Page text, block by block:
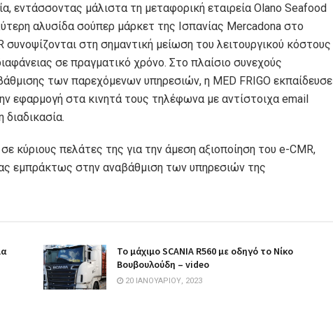
εντάσσοντας μάλιστα τη μεταφορική εταιρεία Olano Seafood
αλυσίδα σούπερ μάρκετ της Ισπανίας Mercadona στο
στη σημαντική μείωση του λειτουργικού κόστους
σε πραγματικό χρόνο. Στο πλαίσιο συνεχούς
των παρεχόμενων υπηρεσιών, η MED FRIGO εκπαίδευσε
εφαρμογή στα κινητά τους τηλέφωνα με αντίστοιχα email
διαδικασία.
κύριους πελάτες της για την άμεση αξιοποίηση του e-CMR,
εμπράκτως στην αναβάθμιση των υπηρεσιών της
Το μάχιμο SCANIA R560 με οδηγό το Νίκο
Βουβουλούδη – video
20 ΙΑΝΟΥΑΡΊΟΥ, 2023